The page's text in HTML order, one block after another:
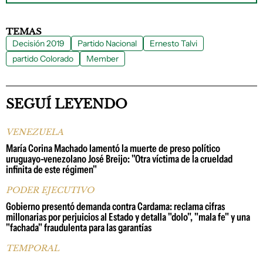
TEMAS
Decisión 2019 Partido Nacional
Ernesto Talvi
partido Colorado
Member
SEGUÍ LEYENDO
VENEZUELA
María Corina Machado lamentó la muerte de preso político
uruguayo-venezolano José Breijo: "Otra víctima de la crueldad
infinita de este régimen"
PODER EJECUTIVO
Gobierno presentó demanda contra Cardama: reclama cifras
millonarias por perjuicios al Estado y detalla "dolo", "mala fe" y una
"fachada" fraudulenta para las garantías
TEMPORAL